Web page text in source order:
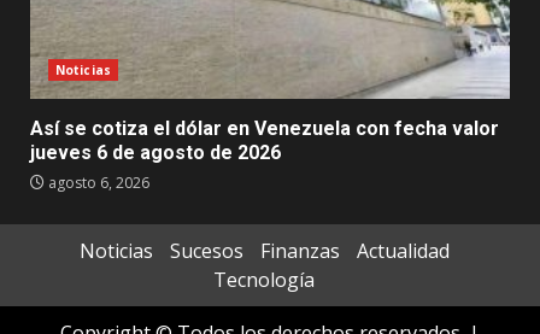
Noticias
Así se cotiza el dólar en Venezuela con fecha valor
jueves 6 de agosto de 2026
agosto 6, 2026
Noticias Sucesos Finanzas
Actualidad
Tecnología